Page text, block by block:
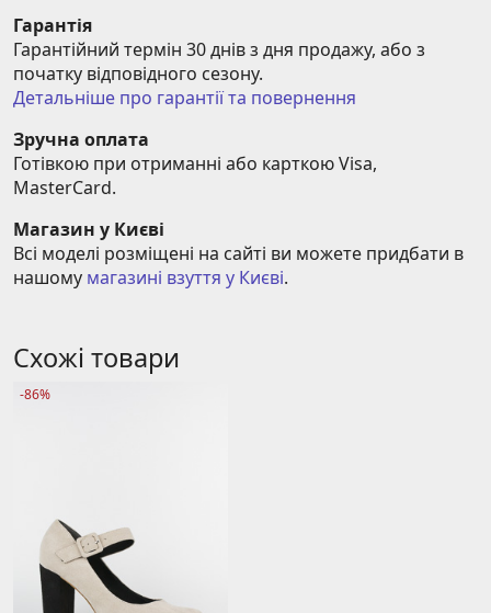
Гарантія
Гарантійний термін 30 днів з дня продажу, або з
початку відповідного сезону.
Детальніше про гарантії та повернення
Зручна оплата
Готівкою при отриманні або карткою Visa,
MasterCard.
Магазин у Києві
Всі моделі розміщені на сайті ви можете придбати в
нашому магазині взуття у Києві.
Схожі товари
-86%